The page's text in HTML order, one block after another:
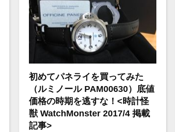
初めてパネライを買ってみた
（ルミノール PAM00630）底値
価格の時期を逃すな！<時計怪
獣 WatchMonster 2017/4 掲載
記事>